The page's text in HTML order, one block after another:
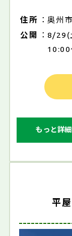
住所
奥州
公開
8/29(
もっと詳
平